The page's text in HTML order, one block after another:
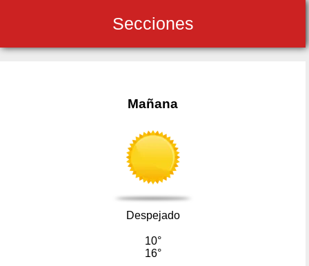
Secciones
Mañana
Despejado
10°
16°